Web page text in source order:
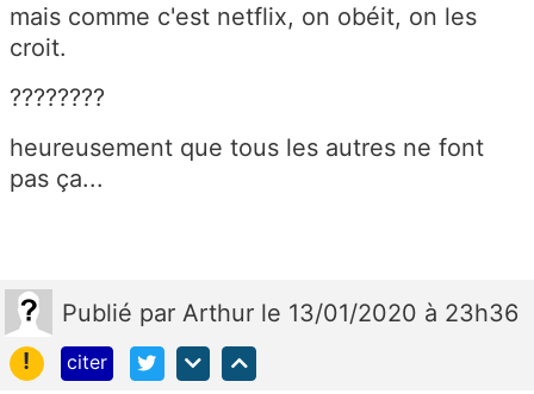
mais comme c'est netflix, on obéit, on les
croit.
????????
heureusement que tous les autres ne font
pas ça...
Publié par Arthur le 13/01/2020 à 23h36
!
citer